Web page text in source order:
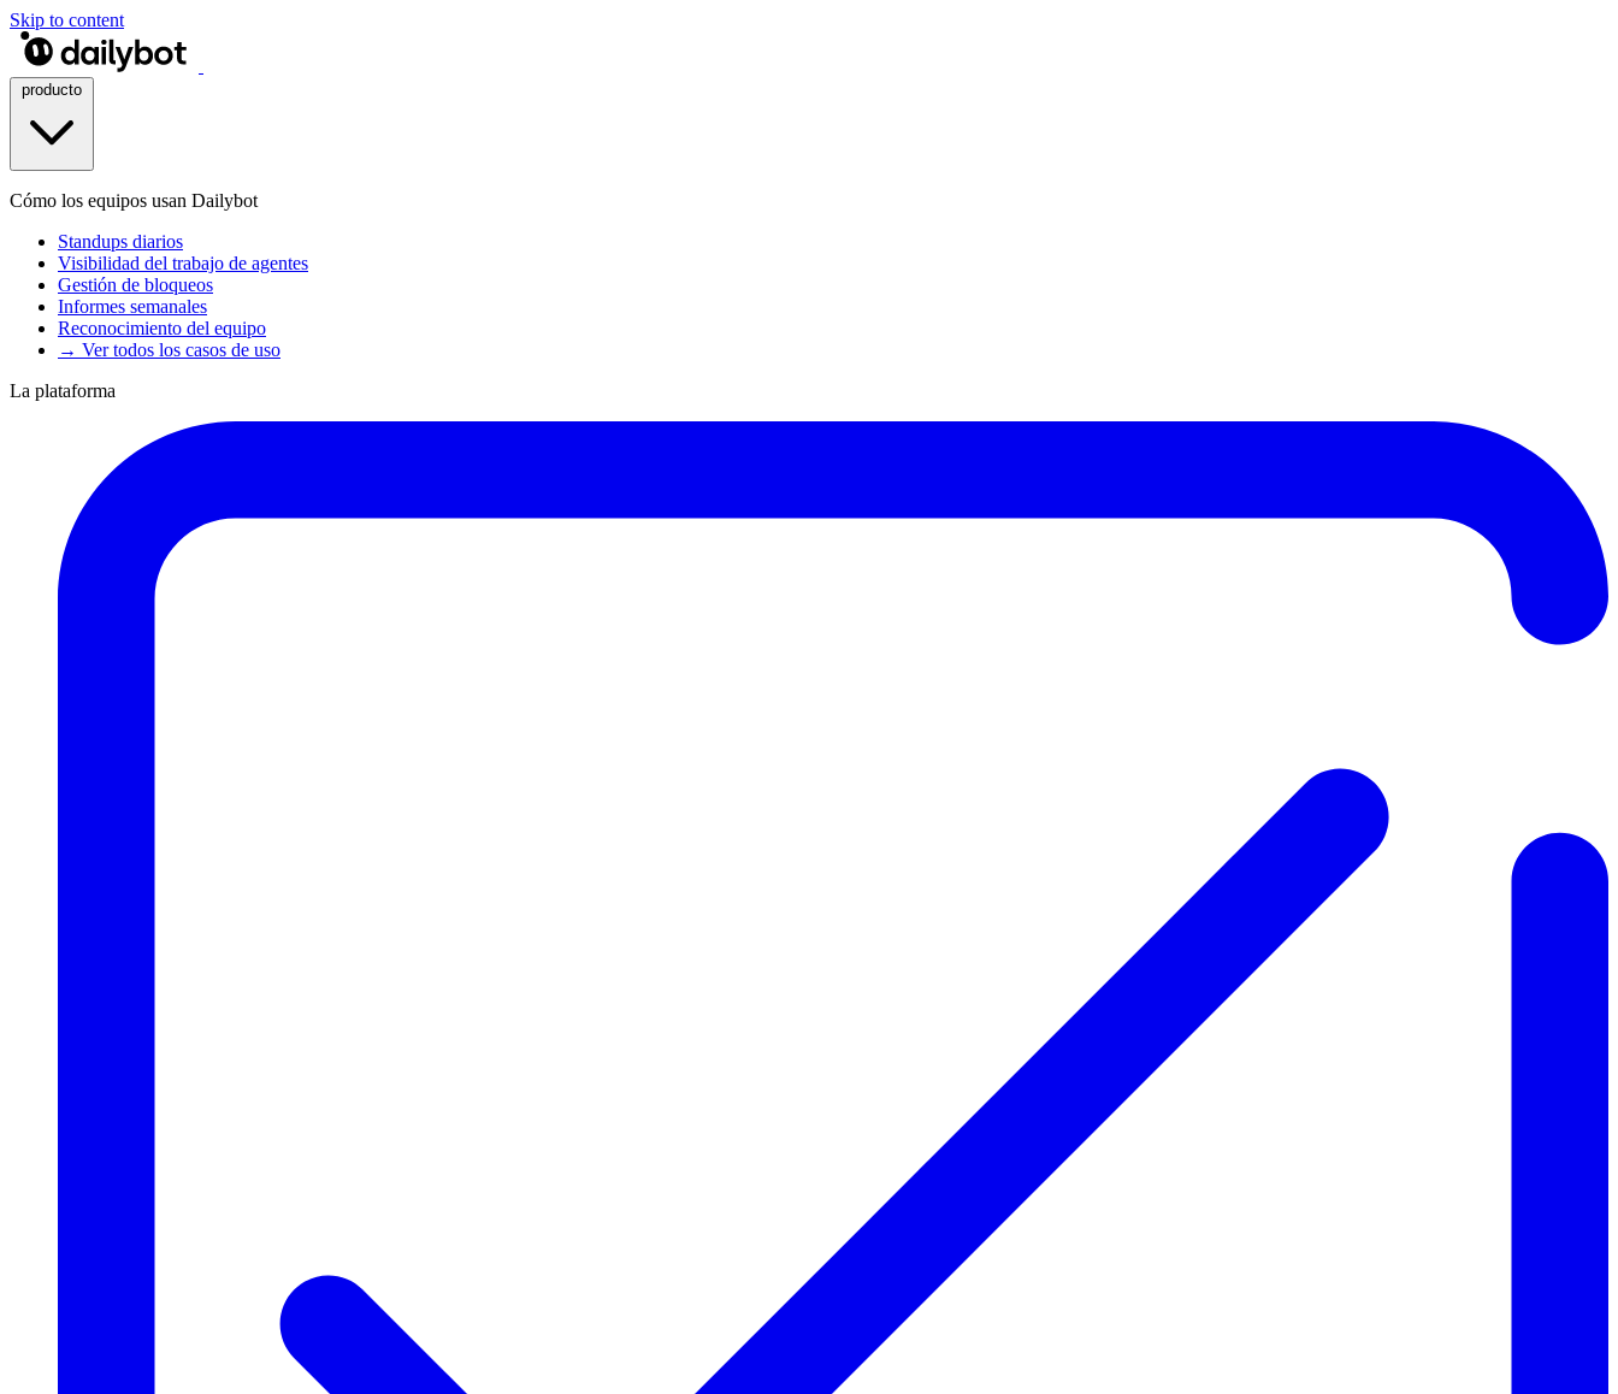
Skip to content
Cómo los equipos usan Dailybot
Standups diarios
Visibilidad del trabajo de agentes
Gestión de bloqueos
Informes semanales
Reconocimiento del equipo
→ Ver todos los casos de uso
La plataforma